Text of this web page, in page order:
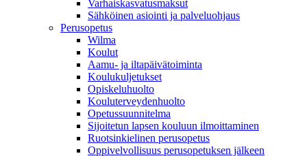
Varhaiskasvatusmaksut
Sähköinen asiointi ja palveluohjaus
Perusopetus
Wilma
Koulut
Aamu- ja iltapäivätoiminta
Koulukuljetukset
Opiskeluhuolto
Kouluterveydenhuolto
Opetussuunnitelma
Sijoitetun lapsen kouluun ilmoittaminen
Ruotsinkielinen perusopetus
Oppivelvollisuus perusopetuksen jälkeen